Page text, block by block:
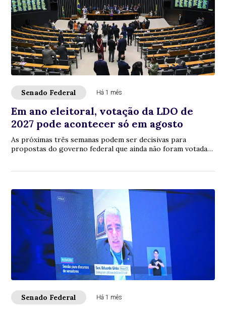
Senado Federal Há 1 mês
Em ano eleitoral, votação da LDO de
2027 pode acontecer só em agosto
As próximas três semanas podem ser decisivas para
propostas do governo federal que ainda não foram votadas
Senado Federal Há 1 mês